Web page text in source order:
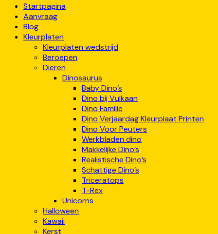
Startpagina
Aanvraag
Blog
Kleurplaten
Kleurplaten wedstrijd
Beroepen
Dieren
Dinosaurus
Baby Dino’s
Dino bij Vulkaan
Dino Familie
Dino Verjaardag Kleurplaat Printen
Dino Voor Peuters
Werkbladen dino
Makkelijke Dino’s
Realistische Dino’s
Schattige Dino’s
Triceratops
T-Rex
Unicorns
Halloween
Kawaii
Kerst